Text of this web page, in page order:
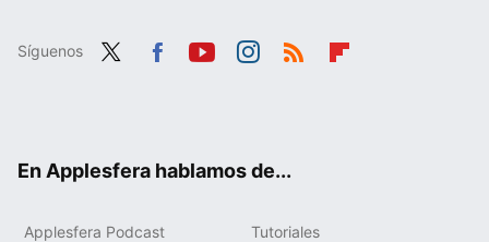
Síguenos
En Applesfera hablamos de...
Applesfera Podcast Tutoriales